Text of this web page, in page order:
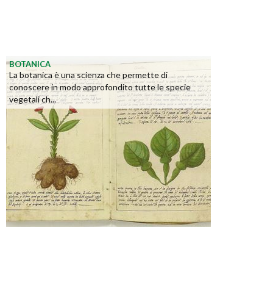
BOTANICA
La botanica è una scienza che permette di
conoscere in modo approfondito tutte le specie
vegetali ch...